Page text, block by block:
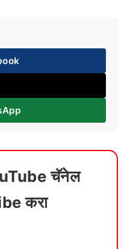
चॅनेल
करा